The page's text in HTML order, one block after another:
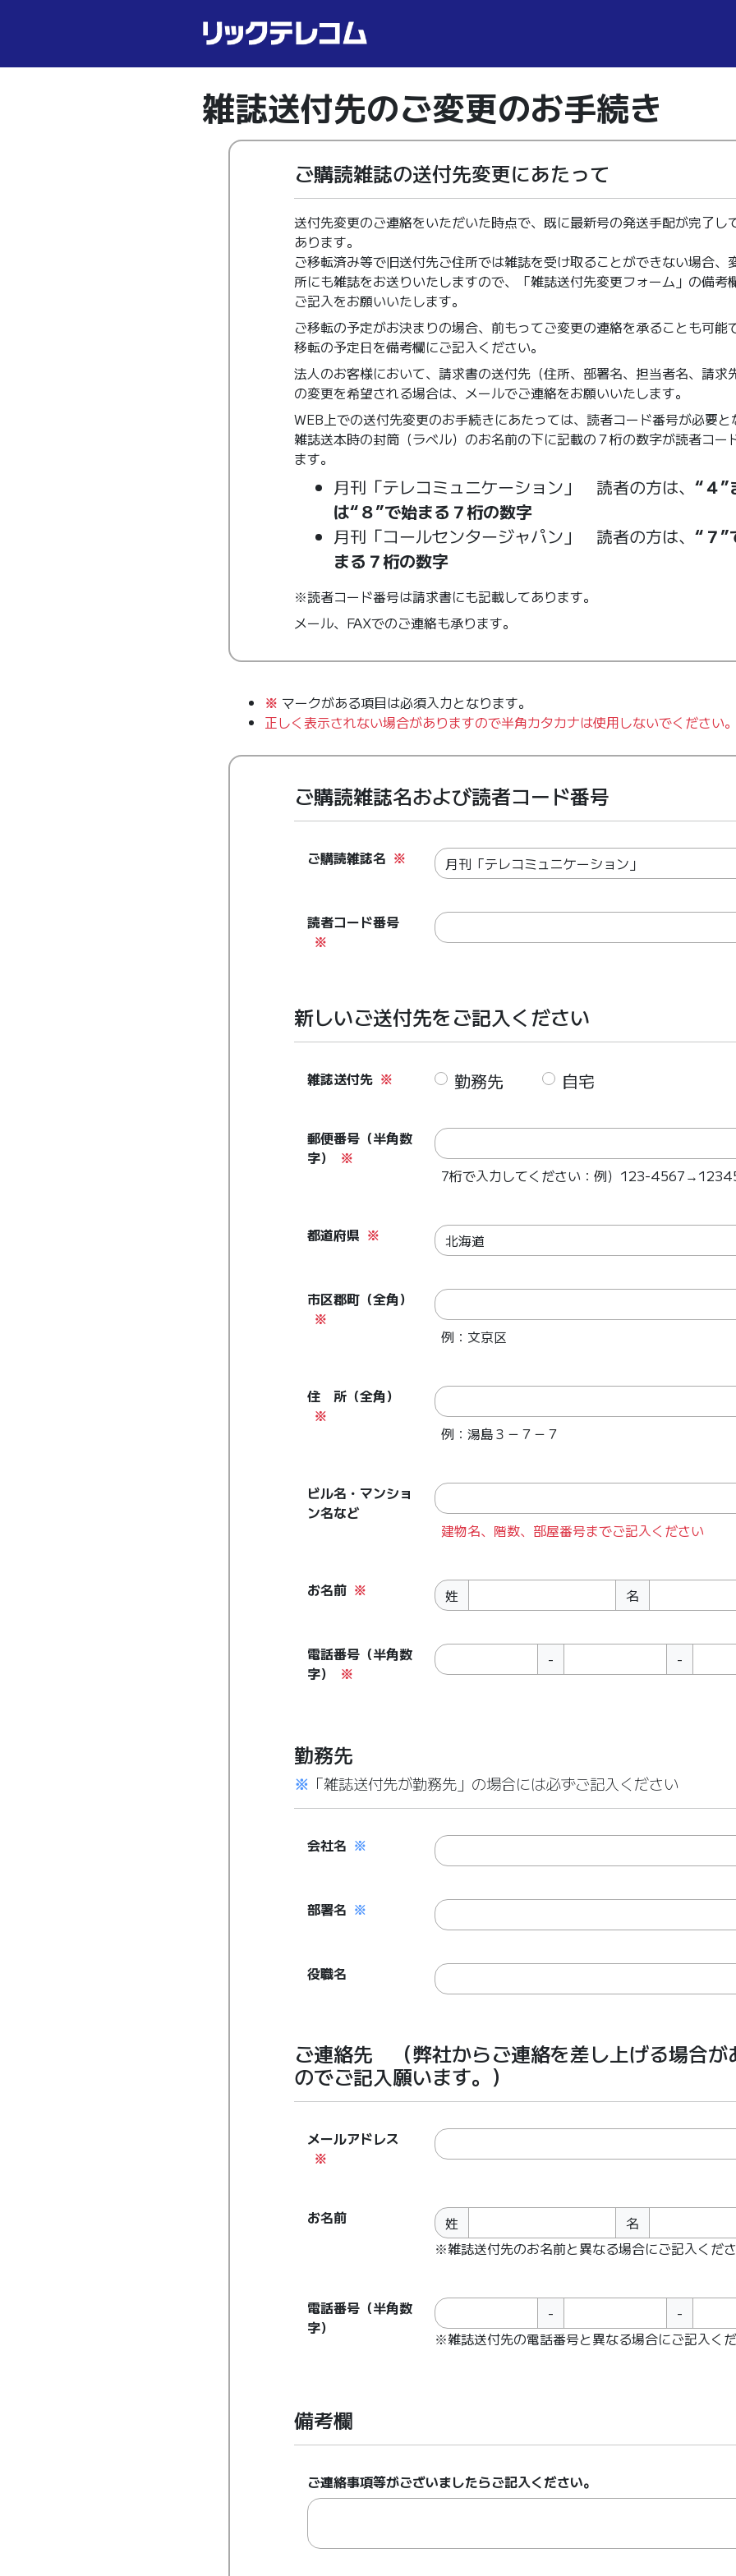
雑誌送付先のご変更のお手続き
ご購読雑誌の送付先変更にあたって
送付先変更のご連絡をいただいた時点で、既に最新号の発送手配が完了し
あります。
ご移転済み等で旧送付先ご住所では雑誌を受け取ることができない場合、
所にも雑誌をお送りいたしますので、「雑誌送付先変更フォーム」の備考
ご記入をお願いいたします。
ご移転の予定がお決まりの場合、前もってご変更の連絡を承ることも可能
移転の予定日を備考欄にご記入ください。
法人のお客様において、請求書の送付先（住所、部署名、担当者名、請求
の変更を希望される場合は、メールでご連絡をお願いいたします。
WEB上での送付先変更のお手続きにあたっては、読者コード番号が必要
雑誌送本時の封筒（ラベル）のお名前の下に記載の７桁の数字が読者コー
ます。
月刊「テレコミュニケーション」 読者の方は、“４”
は“８”で始まる７桁の数字
月刊「コールセンタージャパン」 読者の方は、“７”
まる７桁の数字
※読者コード番号は請求書にも記載してあります。
メール、FAXでのご連絡も承ります。
※ マークがある項目は必須入力となります。
正しく表示されない場合がありますので半角カタカナは使用しないでください
ご購読雑誌名および読者コード番号
ご購読雑誌名 ※
読者コード番号
※
新しいご送付先をご記入ください
雑誌送付先 ※ 勤務先 自宅
郵便番号（半角数
字）
※
7桁で入力してください：例）123-
都道府県 ※
市区郡町（全角）
※
例：文京区
住 所（全角）
※
例：湯島３－７－７
ビル名・マンショ
ン名など
建物名、階数、部屋番号までご記入ください
お名前 ※ 姓 名
電話番号（半角数
字）
※
- -
勤務先
※ 「雑誌送付先が勤務先」の場合には必ずご記入ください
会社名 ※
部署名 ※
役職名
ご連絡先 （弊社からご連絡を差し上げる場合が
のでご記入願います。）
メールアドレス
※
お名前 姓
名
※雑誌送付先のお名前と異なる場合にご記入くだ
電話番号（半角数
字）
-
-
※雑誌送付先の電話番号と異なる場合にご記入く
備考欄
ご連絡事項等がございましたらご記入ください。